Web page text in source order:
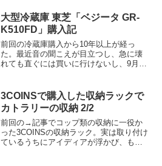
チンに迎えたい。年末の長期休暇を利用
して重い腰をあげた。その...
大型冷蔵庫 東芝「ベジータ GR-
K510FD」購入記
前回の冷蔵庫購入から10年以上が経っ
た。最近音の聞こえが目立つし、急に壊
れても直ぐには買いに行けないし、9月以
ろいろ言い訳をつけて新しい購入に踏み
切った。我が家での冷蔵...
3COINSで購入した収納ラックで
カトラリーの収納 2/2
前回の→記事でコップ類の収納に一役か
った3COINSの収納ラック。実は取り付け
ているうちにアイディアが浮かび、もう